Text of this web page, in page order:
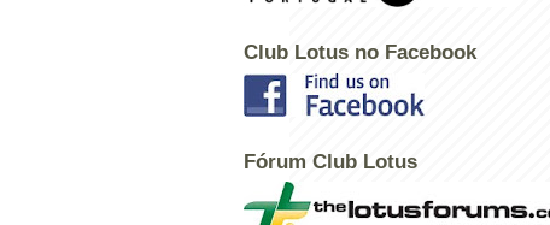
Club Lotus no Facebook
Fórum Club Lotus